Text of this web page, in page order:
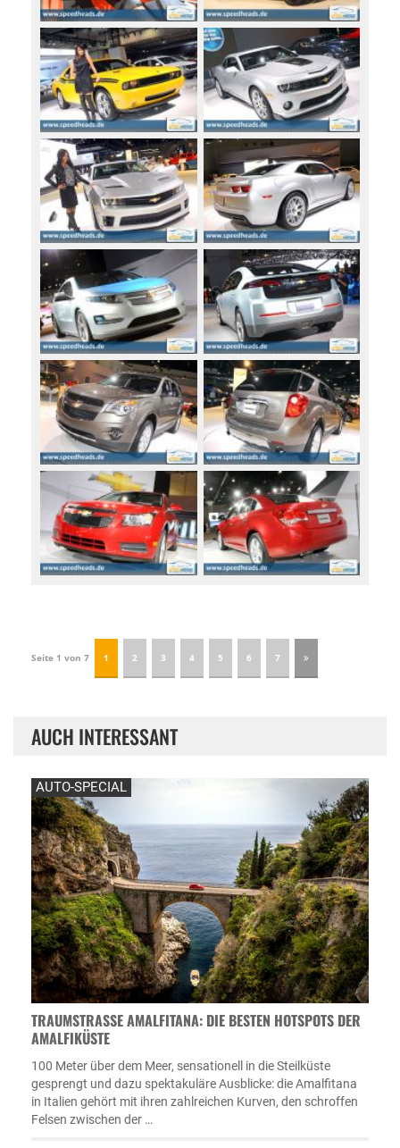
Seite 1 von 7 1 2 3 4 5 6 7
AUCH INTERESSANT
AUTO-SPECIAL
TRAUMSTRASSE AMALFITANA: DIE BESTEN HOTSPOTS DER A
MALFIKÜSTE
100 Meter über dem Meer, sensationell in die Steilküste
gesprengt und dazu spektakuläre Ausblicke: die Amalfitana
in Italien gehört mit ihren zahlreichen Kurven, den schroffen
Felsen zwischen der …